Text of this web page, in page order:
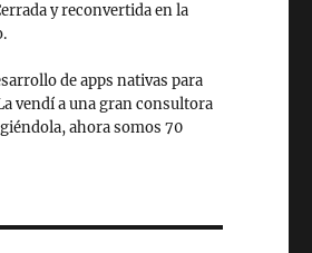
y reconvertida en la
de apps nativas para
vendí a una gran consultora
ahora somos 70